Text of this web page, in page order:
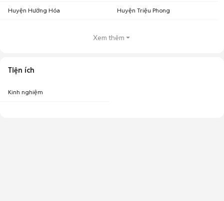
Huyện Hướng Hóa Huyện Triệu Phong
Xem thêm
Tiện ích
Kinh nghiệm